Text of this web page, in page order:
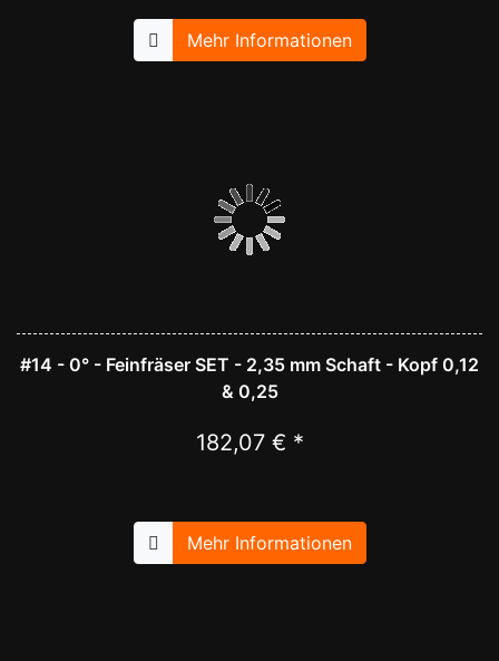
Mehr Informationen
#14 - 0° - Feinfräser SET - 2,35 mm Schaft - Kopf 0,12
& 0,25
182,07 € *
Mehr Informationen